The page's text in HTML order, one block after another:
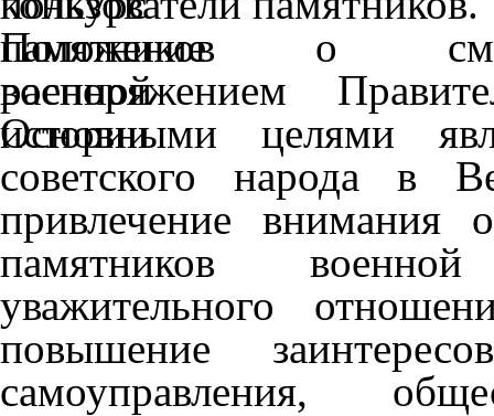
Положение о
распоряжением
Основными целями
советского народа в
привлечение внимания
памятников
уважительного
повышение
самоуправления,